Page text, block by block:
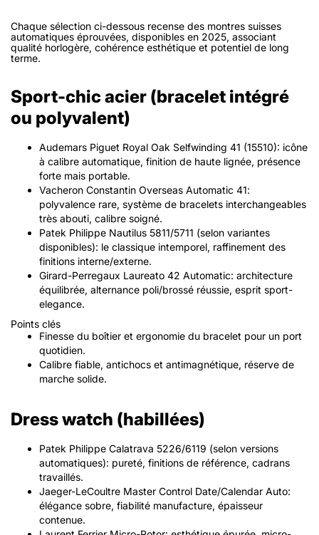
Chaque sélection ci-dessous recense des montres suisses
automatiques éprouvées, disponibles en 2025, associant
qualité horlogère, cohérence esthétique et potentiel de long
terme.
Sport-chic acier (bracelet intégré
ou polyvalent)
Audemars Piguet Royal Oak Selfwinding 41 (15510): icône
à calibre automatique, finition de haute lignée, présence
forte mais portable.
Vacheron Constantin Overseas Automatic 41:
polyvalence rare, système de bracelets interchangeables
très abouti, calibre soigné.
Patek Philippe Nautilus 5811/5711 (selon variantes
disponibles): le classique intemporel, raffinement des
finitions interne/externe.
Girard-Perregaux Laureato 42 Automatic: architecture
équilibrée, alternance poli/brossé réussie, esprit sport-
elegance.
Points clés
Finesse du boîtier et ergonomie du bracelet pour un port
quotidien.
Calibre fiable, antichocs et antimagnétique, réserve de
marche solide.
Dress watch (habillées)
Patek Philippe Calatrava 5226/6119 (selon versions
automatiques): pureté, finitions de référence, cadrans
travaillés.
Jaeger-LeCoultre Master Control Date/Calendar Auto:
élégance sobre, fiabilité manufacture, épaisseur
contenue.